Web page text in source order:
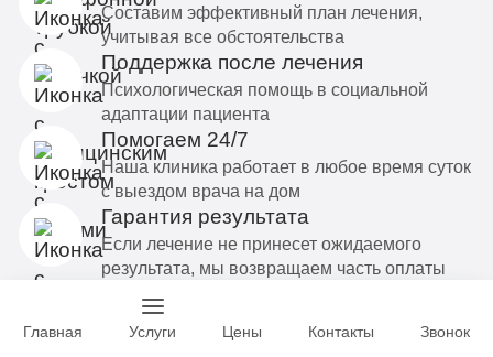
Составим эффективный план лечения,
учитывая все обстоятельства
Поддержка после лечения
Психологическая помощь в социальной
адаптации пациента
Помогаем 24/7
Наша клиника работает в любое время суток
с выездом врача на дом
Гарантия результата
Если лечение не принесет ожидаемого
результата, мы возвращаем часть оплаты
Социальная ответственность
Предоставляем льготные места для
пациентов с ограниченными финансовыми
Главная Услуги Цены Контакты Звонок